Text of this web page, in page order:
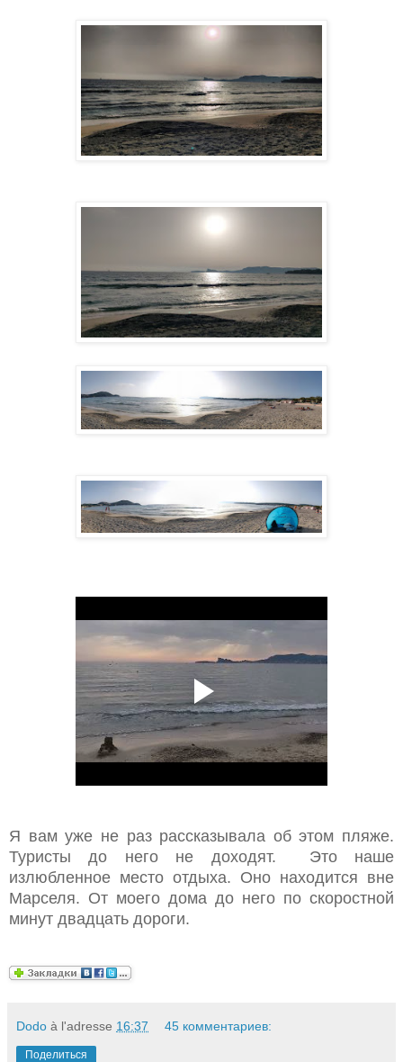
Я вам уже не раз рассказывала об этом пляже.
Туристы до него не доходят.
Это наше
излюбленное место отдыха. Оно находится вне
Марселя. От моего дома до него по скоростной
минут двадцать дороги.
Dodo à l'adresse 16:37 45 комментариев:
Поделиться